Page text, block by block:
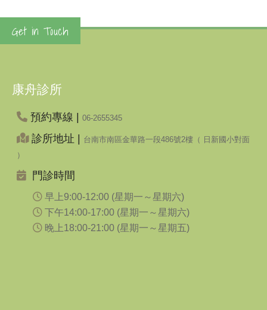
Get in Touch
康舟診所
預約專線 | 06-2655345
診所地址 | 台南市南區金華路一段486號2樓（ 日新國小對面
）
門診時間
早上9:00-12:00 (星期一～星期六)
下午14:00-17:00 (星期一～星期六)
晚上18:00-21:00 (星期一～星期五)